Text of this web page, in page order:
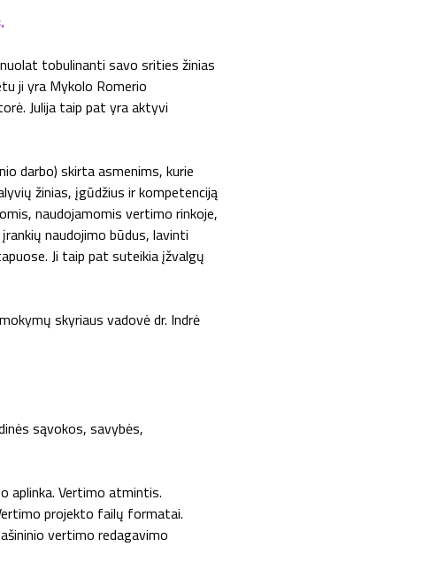
tobulinanti savo srities žinias
ji yra Mykolo Romerio
Julija taip pat yra aktyvi
darbo) skirta asmenims, kurie
žinias, įgūdžius ir kompetenciją
naudojamomis vertimo rinkoje,
naudojimo būdus, lavinti
Ji taip pat suteikia įžvalgų
skyriaus vadovė dr. Indrė
sąvokos, savybės,
aplinka. Vertimo atmintis.
projekto failų formatai.
vertimo redagavimo